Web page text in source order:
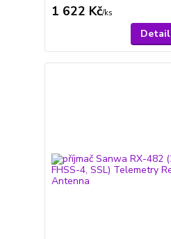
1 622 Kč/ks
Detail